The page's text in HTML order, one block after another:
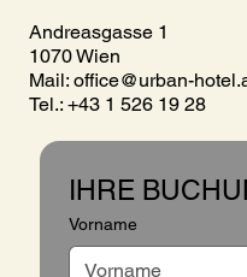
Andreasgasse 1
1070 Wien
Mail:office@urban-
Tel.: +43 1 526 19 28
IHRE
Vorname